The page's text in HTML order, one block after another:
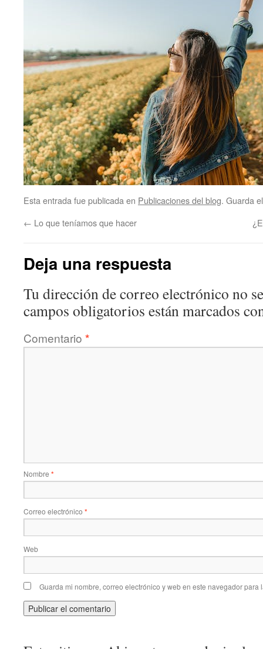
Esta entrada fue publicada en Publicaciones del blog. Guarda
← Lo que teníamos que hacer
Deja una respuesta
Tu dirección de correo electrónico no
campos obligatorios están marcados
Comentario *
Nombre *
Correo electrónico *
Web
Guarda mi nombre, correo electrónico y web en este navegador para